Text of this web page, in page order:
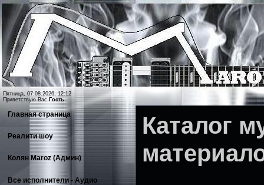
Пятница, 07.08.2026, 12:12
Приветствую Вас Гость
Главная страница
Реалити шоу
Колян Maroz (Админ)
Все исполнители - Аудио
Каталог